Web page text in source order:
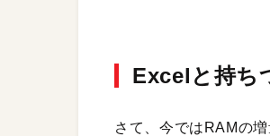
Excelと持ち
さて、今ではRAMの